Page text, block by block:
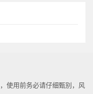
使用前务必请仔细甄别，风